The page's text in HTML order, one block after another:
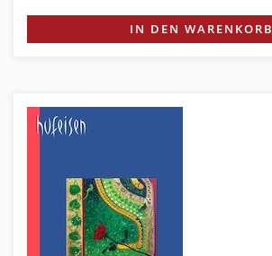
IN DEN WARENKORB